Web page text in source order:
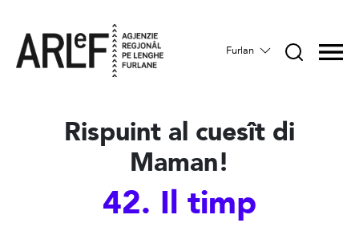
Furlan
Rispuint al cuesît di
Maman!
42. Il timp